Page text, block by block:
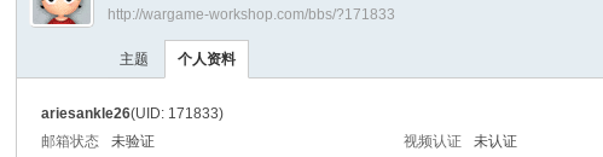
›
http://wargame-workshop.com/bbs/?171833
主题 个人资料
ariesankle26(UID: 171833)
邮箱状态
未验证 视频认证 未认证